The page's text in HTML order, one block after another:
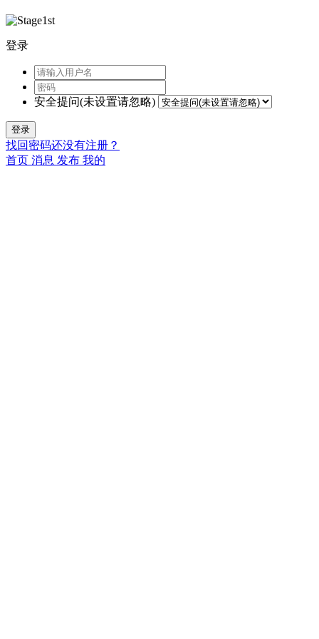
登录
安全提问(未设置请忽略)
登录
找回密码还没有注册？
首页 消息 发布 我的